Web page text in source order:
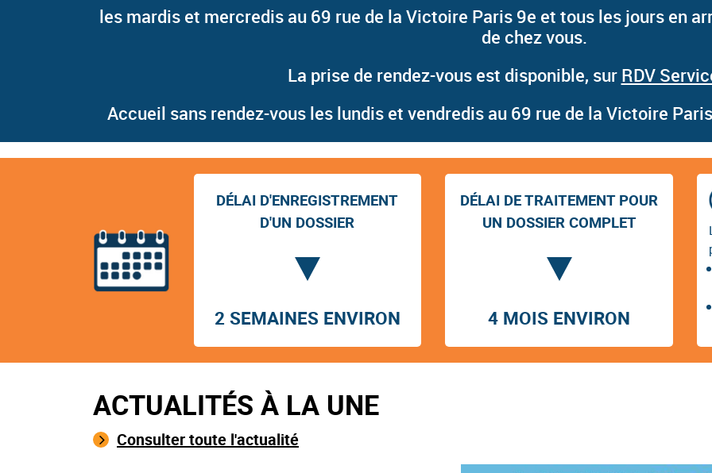
les mardis et mercredis au 69 rue de la Victoire Paris 9e et tous les jours en
de chez vous.
La prise de rendez-vous est disponible, sur RDV
Accueil sans rendez-vous les lundis et vendredis au 69 rue de la Victoire
DÉLAI D'ENREGISTREMENT
D'UN DOSSIER
2 SEMAINES ENVIRON
DÉLAI DE TRAITEMENT POUR
UN DOSSIER COMPLET
4 MOIS ENVIRON
ACTUALITÉS À LA UNE
Consulter toute l'actualité